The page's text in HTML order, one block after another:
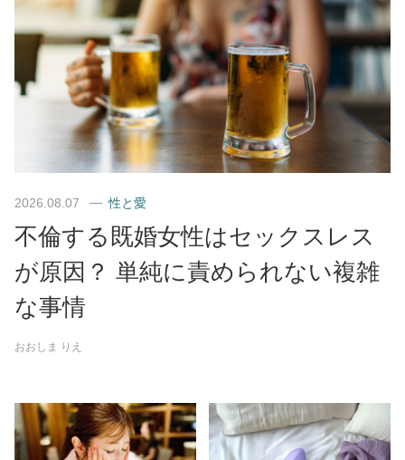
2026.08.07 性と愛
不倫する既婚女性はセックスレス
が原因？ 単純に責められない複雑
な事情
おおしま りえ